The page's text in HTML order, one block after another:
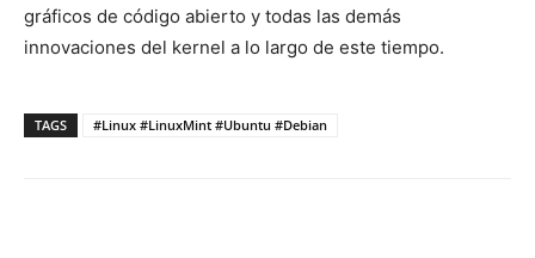
gráficos de código abierto y todas las demás
innovaciones del kernel a lo largo de este tiempo.
TAGS #Linux #LinuxMint #Ubuntu #Debian